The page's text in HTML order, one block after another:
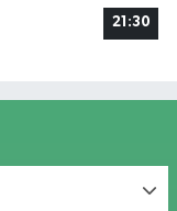
21:30